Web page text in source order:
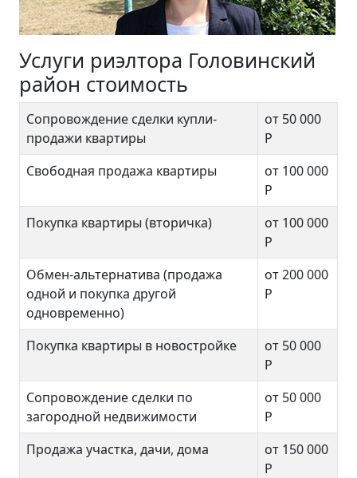
Услуги риэлтора Головинский
район стоимость
Сопровождение сделки купли-
продажи квартиры
от 50 000
Р
Свободная продажа квартиры
от 100 000
Р
Покупка квартиры (вторичка)
от 100 000
Р
Обмен-альтернатива (продажа
одной и покупка другой
одновременно)
от 200 000
Р
Покупка квартиры в новостройке
от 50 000
Р
Сопровождение сделки по
загородной недвижимости
от 50 000
Р
Продажа участка, дачи, дома
от 150 000
Р